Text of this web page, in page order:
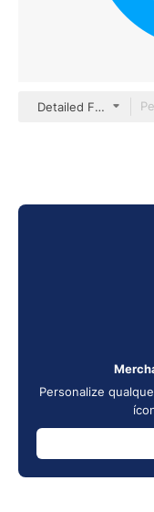
Detailed Flat
Personalize